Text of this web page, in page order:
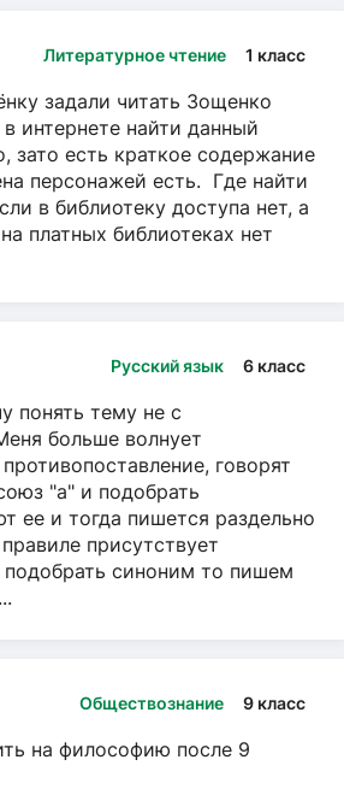
Литературное чтение 1 класс
задали читать Зощенко
интернете найти данный
зато есть краткое содержание
персонажей есть. Где найти
в библиотеку доступа нет, а
платных библиотеках нет
Русский язык 6 класс
понять тему не с
больше волнует
говорят
"а" и подобрать
ее и тогда пишется раздельно
присутствует
синоним то пишем
Обществознание 9 класс
на философию после 9